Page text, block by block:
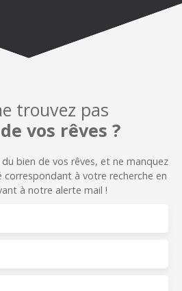
trouvez pas
vos rêves ?
bien de vos rêves, et ne manquez
à votre recherche en
à notre alerte mail !